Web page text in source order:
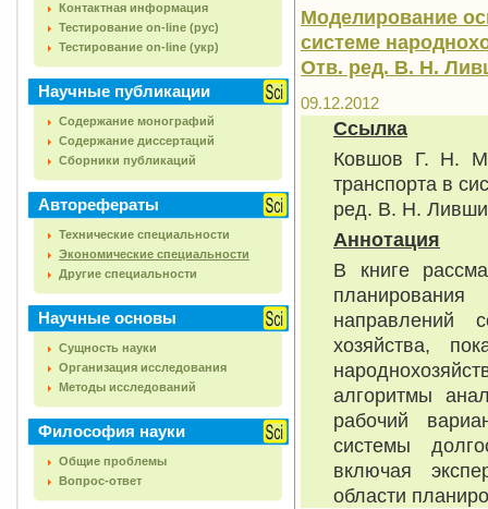
Контактная информация
Тестирование on-line (рус)
Тестирование on-line (укр)
Научные публикации
Содержание монографий
Содержание диссертаций
Сборники публикаций
Авторефераты
Технические специальности
Экономические специальности
Другие специальности
Научные основы
Сущность науки
Организация исследования
Методы исследований
Философия науки
Общие проблемы
Вопрос-ответ
Моделирование
системе
Отв. ред. В. Н.
09.12.2012
Ссылка
Ковшов Г. Н.
транспорта в
ред. В. Н.
Аннотация
В книге
направлений
хозяйства,
алгоритмы
рабочий
системы
включая
области